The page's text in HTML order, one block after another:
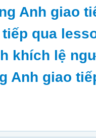
Anh giao
qua
khích lệ
Anh giao